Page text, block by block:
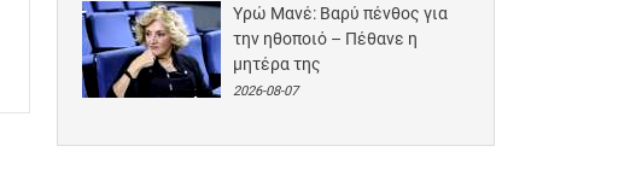
Υρώ Μανέ: Βαρύ πένθος για
την ηθοποιό – Πέθανε η
μητέρα της
2026-08-07